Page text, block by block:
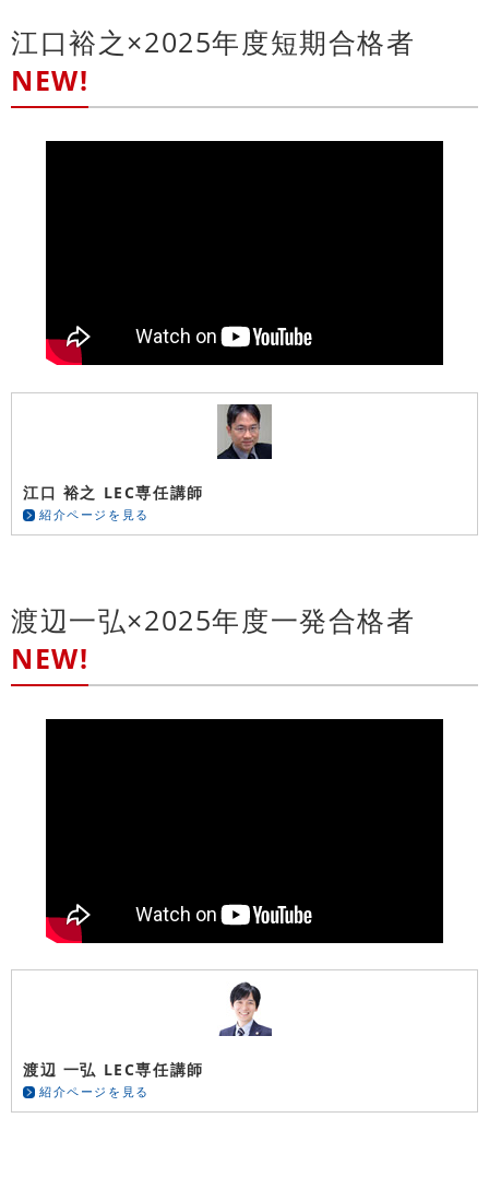
江口裕之×2025年度短期合格者
NEW!
江口 裕之 LEC専任講師
紹介ページを見る
渡辺一弘×2025年度一発合格者
NEW!
渡辺 一弘 LEC専任講師
紹介ページを見る